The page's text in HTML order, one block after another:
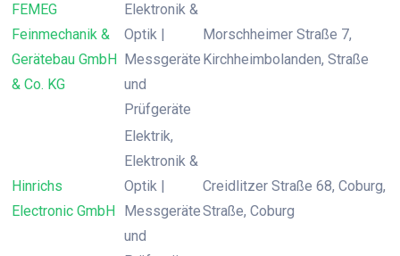
FEMEG
Feinmechanik &
Gerätebau GmbH
& Co. KG
Elektronik &
Optik |
Messgeräte
und
Prüfgeräte
Morschheimer Straße 7,
Kirchheimbolanden, Straße
Hinrichs
Electronic GmbH
Elektrik,
Elektronik &
Optik |
Messgeräte
und
Creidlitzer Straße 68, Coburg,
Straße, Coburg